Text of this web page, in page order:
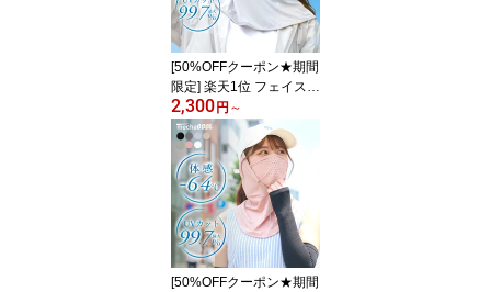
[50%OFFクーポン★期間
限定] 楽天1位 フェイスカ
バー uv UVカット 冷感
紫外線カット -6.4℃ UV
カット率99%以上 ひえり
ん 公式 紫外線対策 暑さ
対策 グッズ 熱中症対策
グッズ UPF50+ [MCFC0
3] めちゃクール 日焼け対
策 プレゼント 母の日
2,300円 ～
[50%OFFクーポン★期間